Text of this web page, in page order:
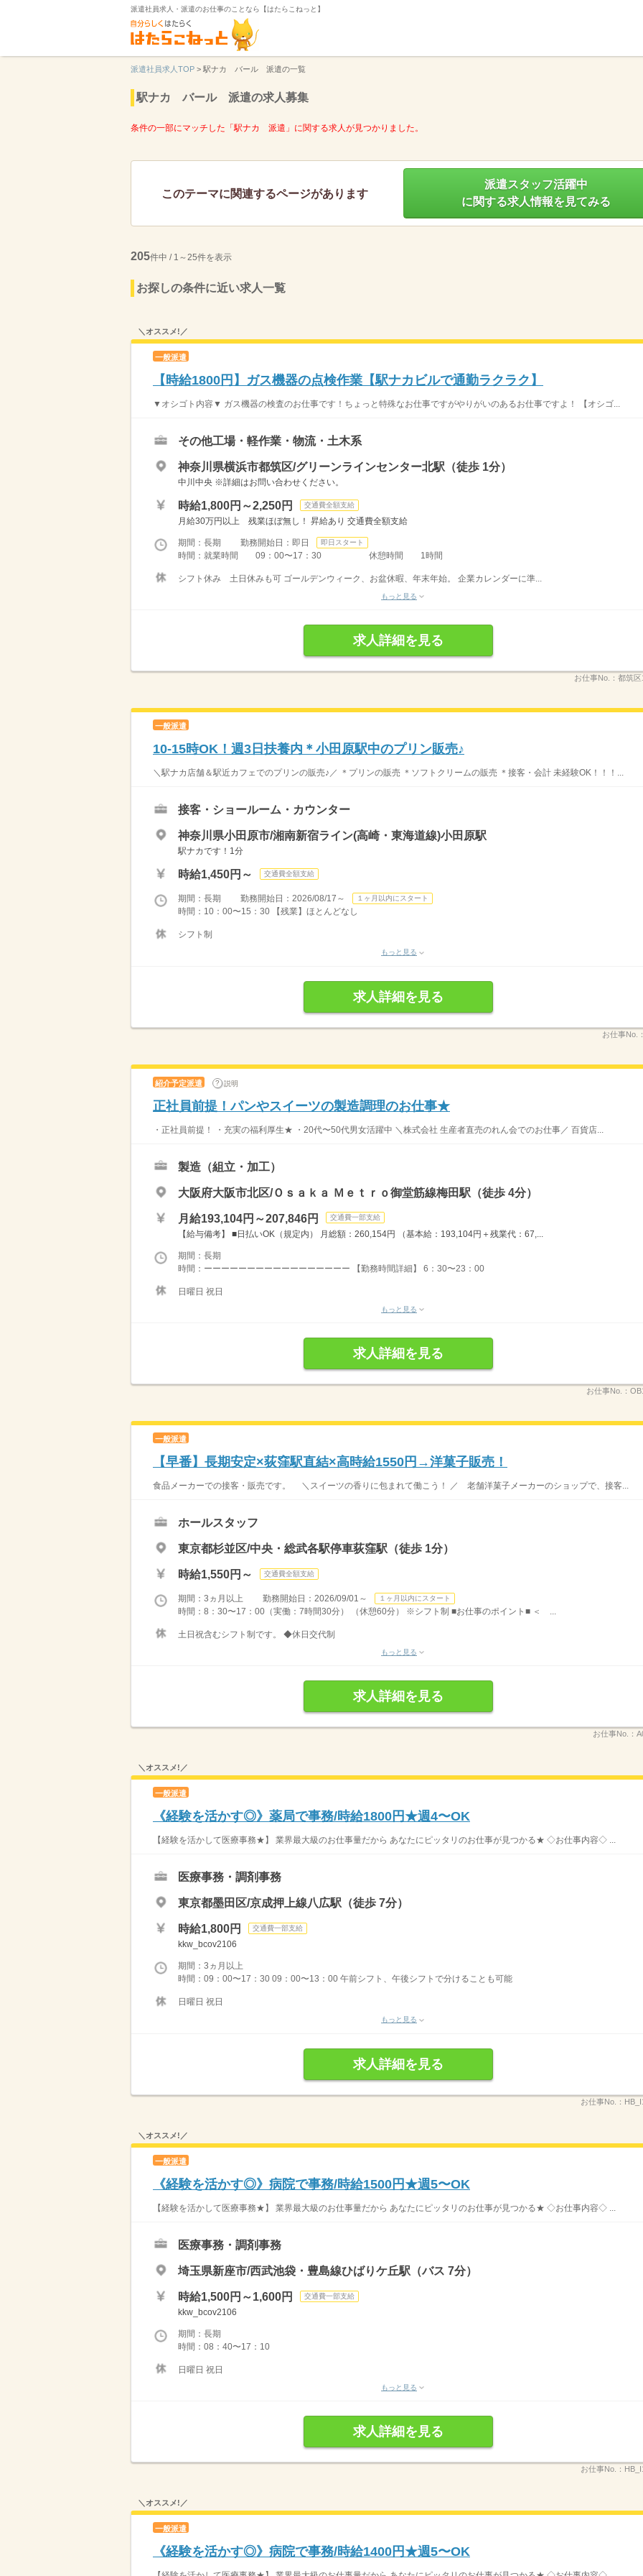
派遣社員求人・派遣のお仕事のことなら【はたらこねっと】
派遣社員求人TOP > 駅ナカ バール 派遣の一覧
駅ナカ バール 派遣の求人募集
条件の一部にマッチした「駅ナカ 派遣」に関する求人が見つかりました。
このテーマに関連するページがあります
派遣スタッフ活躍中
に関する求人情報を見てみる
205件中 / 1～25件を表示
お探しの条件に近い求人一覧
＼オススメ!／
一般派遣
【時給1800円】ガス機器の点検作業【駅ナカビルで通勤ラクラク】
▼オシゴト内容▼ ガス機器の検査のお仕事です！ちょっと特殊なお仕事ですがやりがいのあるお仕事ですよ！ 【オシゴ...
その他工場・軽作業・物流・土木系
神奈川県横浜市都筑区/グリーンラインセンター北駅（徒歩 1分）
中川中央 ※詳細はお問い合わせください。
時給1,800円～2,250円 交通費全額支給
月給30万円以上 残業ほぼ無し！ 昇給あり 交通費全額支給
期間：長期 勤務開始日：即日 即日スタート
時間：就業時間 09：00〜17：30 休憩時間 1時間
シフト休み 土日休みも可 ゴールデンウィーク、お盆休暇、年末年始。 企業カレンダーに準...
もっと見る
求人詳細を見る
お仕事No.： 都筑区
一般派遣
10-15時OK！週3日扶養内＊小田原駅中のプリン販売♪
＼駅ナカ店舗＆駅近カフェでのプリンの販売♪／ ＊プリンの販売 ＊ソフトクリームの販売 ＊接客・会計 未経験OK！！！...
接客・ショールーム・カウンター
神奈川県小田原市/湘南新宿ライン(高崎・東海道線)小田原駅
駅ナカです！1分
時給1,450円～ 交通費全額支給
期間：長期 勤務開始日：2026/08/17～ １ヶ月以内にスタート
時間：10：00〜15：30 【残業】ほとんどなし
シフト制
もっと見る
求人詳細を見る
お仕事No.：
紹介予定派遣 説明
正社員前提！パンやスイーツの製造調理のお仕事★
・正社員前提！ ・充実の福利厚生★ ・20代〜50代男女活躍中 ＼株式会社 生産者直売のれん会でのお仕事／ 百貨店...
製造（組立・加工）
大阪府大阪市北区/Ｏｓａｋａ Ｍｅｔｒｏ御堂筋線梅田駅（徒歩 4分）
月給193,104円～207,846円 交通費一部支給
【給与備考】 ■日払いOK（規定内） 月総額：260,154円 （基本給：193,104円＋残業代：67,...
期間：長期
時間：ーーーーーーーーーーーーーーーーー 【勤務時間詳細】 6：30〜23：00
日曜日 祝日
もっと見る
求人詳細を見る
お仕事No.：
一般派遣
【早番】長期安定×荻窪駅直結×高時給1550円→洋菓子販売！
食品メーカーでの接客・販売です。 ＼スイーツの香りに包まれて働こう！ ／ 老舗洋菓子メーカーのショップで、接客...
ホールスタッフ
東京都杉並区/中央・総武各駅停車荻窪駅（徒歩 1分）
時給1,550円～ 交通費全額支給
期間：3ヵ月以上 勤務開始日：2026/09/01～ １ヶ月以内にスタート
時間：8：30〜17：00（実働：7時間30分） （休憩60分） ※シフト制 ■お仕事のポイント■ ＜ ...
土日祝含むシフト制です。 ◆休日交代制
もっと見る
求人詳細を見る
お仕事No.：
＼オススメ!／
一般派遣
《経験を活かす◎》薬局で事務/時給1800円★週4〜OK
【経験を活かして医療事務★】 業界最大級のお仕事量だから あなたにピッタリのお仕事が見つかる★ ◇お仕事内容◇ ...
医療事務・調剤事務
東京都墨田区/京成押上線八広駅（徒歩 7分）
時給1,800円 交通費一部支給
kkw_bcov2106
期間：3ヵ月以上
時間：09：00〜17：30 09：00〜13：00 午前シフト、午後シフトで分けることも可能
日曜日 祝日
もっと見る
求人詳細を見る
お仕事No.：
＼オススメ!／
一般派遣
《経験を活かす◎》病院で事務/時給1500円★週5〜OK
【経験を活かして医療事務★】 業界最大級のお仕事量だから あなたにピッタリのお仕事が見つかる★ ◇お仕事内容◇ ...
医療事務・調剤事務
埼玉県新座市/西武池袋・豊島線ひばりケ丘駅（バス 7分）
時給1,500円～1,600円 交通費一部支給
kkw_bcov2106
期間：長期
時間：08：40〜17：10
日曜日 祝日
もっと見る
求人詳細を見る
お仕事No.：
＼オススメ!／
一般派遣
《経験を活かす◎》病院で事務/時給1400円★週5〜OK